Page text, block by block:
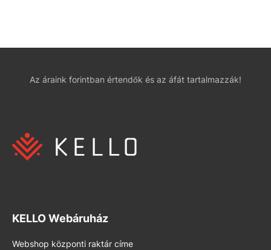
Az áraink forintban értendők és az áfát tartalmazzák!
KELLO Webáruház
Webshop központi raktár címe